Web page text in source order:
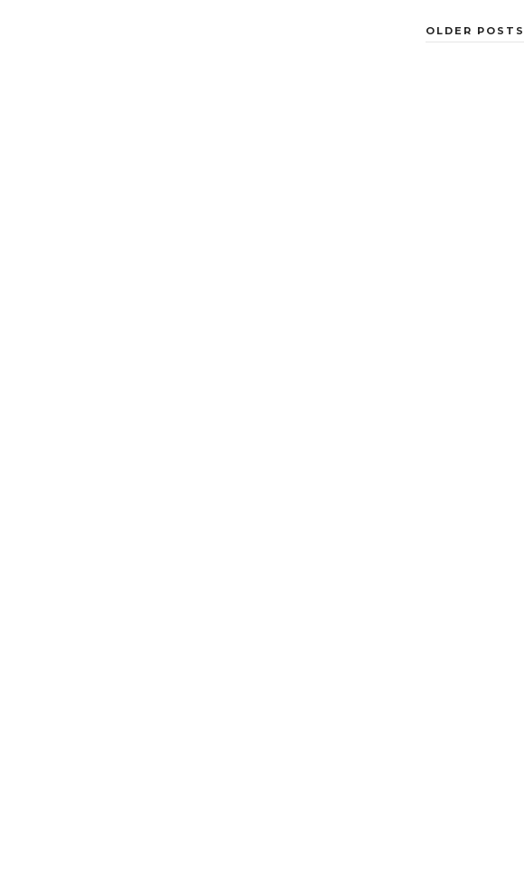
OLDER POSTS